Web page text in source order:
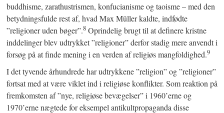
buddhisme, zarathustrismen, konfucianisme og taoisme – med den
betydningsfulde rest af, hvad Max Müller kaldte, indfødte
”religioner uden bøger”.8 Oprindelig brugt til at definere kristne
inddelinger blev udtrykket ”religioner” derfor stadig mere anvendt i
forsøg på at finde mening i en verden af religiøs mangfoldighed.9
I det tyvende århundrede har udtrykkene ”religion” og ”religioner”
fortsat med at være viklet ind i religiøse konflikter. Som reaktion på
fremkomsten af ”nye, religiøse bevægelser” i 1960’erne og
1970’erne nægtede for eksempel antikultpropaganda disse